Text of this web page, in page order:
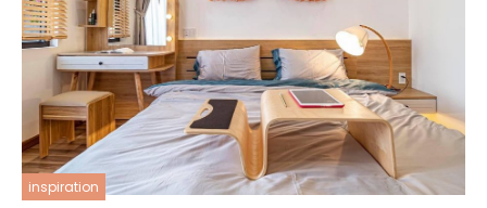
inspiration